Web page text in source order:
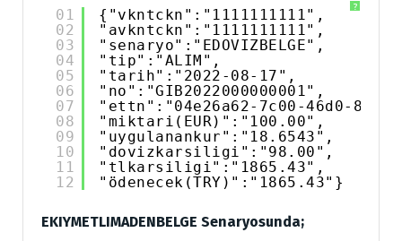
?
01
02
03
04
05
06
07
08
09
10
11
12
{"vkntckn":"1111111111",
"avkntckn":"1111111111",
"senaryo":"EDOVIZBELGE",
"tip":"ALIM",
"tarih":"2022-08-17",
"no":"GIB2022000000001",
"ettn":"04e26a62-7c00-46d0-
"miktari(EUR)":"100.00",
"uygulanankur":"18.6543",
"dovizkarsiligi":"98.00",
"tlkarsiligi":"1865.43",
"ödenecek(TRY)":"1865.43"}
EKIYMETLIMADENBELGE Senaryosunda;